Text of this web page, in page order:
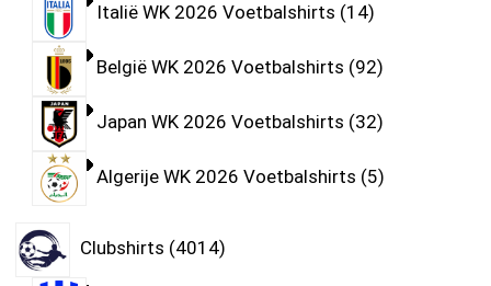
Italië WK 2026 Voetbalshirts 14
België WK 2026 Voetbalshirts 92
Japan WK 2026 Voetbalshirts 32
Algerije WK 2026 Voetbalshirts 5
Clubshirts 4014